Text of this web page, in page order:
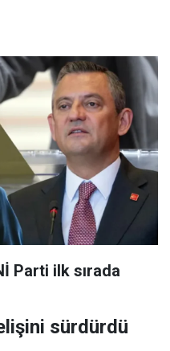
Parti ilk sırada
sürdürdü